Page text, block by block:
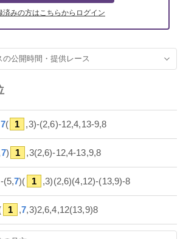
済みの方はこちらからログイン
の公開時間・提供レース
7( 1 ,3)-(2,6)-12,4,13-9,8
7) 1 ,3(2,6)-12,4-13,9,8
(5,7)( 1 ,3)(2,6)(4,12)-(13,9)-8
1 ,7,3)2,6,4,12(13,9)8